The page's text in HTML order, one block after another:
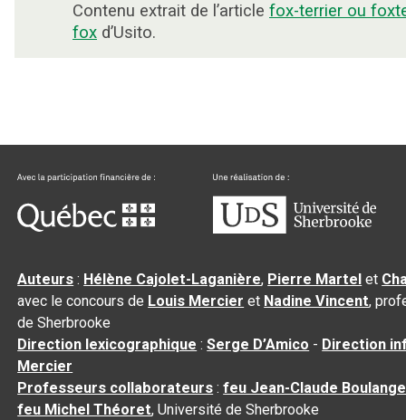
Contenu extrait de l’article fox-terrier ou
fox d’Usito.
Auteurs : Hélène Cajolet-Laganière, Pierre Martel et
avec le concours de Louis Mercier et Nadine Vincent,
de Sherbrooke
Direction lexicographique :Serge D’Amico - Direction
Mercier
Professeurs collaborateurs :feu Jean-Claude
feu Michel Théoret, Université de Sherbrooke